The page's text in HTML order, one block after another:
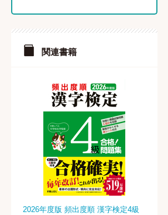
関連書籍
2026年度版 頻出度順 漢字検定4級